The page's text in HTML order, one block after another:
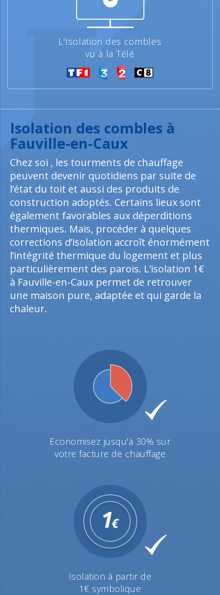
L'Isolation des combles
vu à la Télé
Isolation des combles à
Fauville-en-Caux
Chez soi , les tourments de chauffage
peuvent devenir quotidiens par suite de
l’état du toit et aussi des produits de
construction adoptés. Certains lieux sont
également favorables aux déperditions
thermiques. Mais, procéder à quelques
corrections d’isolation accroît énormément
l’intégrité thermique du logement et plus
particulièrement des parois. L’isolation 1€
à Fauville-en-Caux permet de retrouver
une maison pure, adaptée et qui garde la
chaleur.
Economisez jusqu'à 30% sur
votre facture de chauffage
Isolation à partir de
1€ symbolique